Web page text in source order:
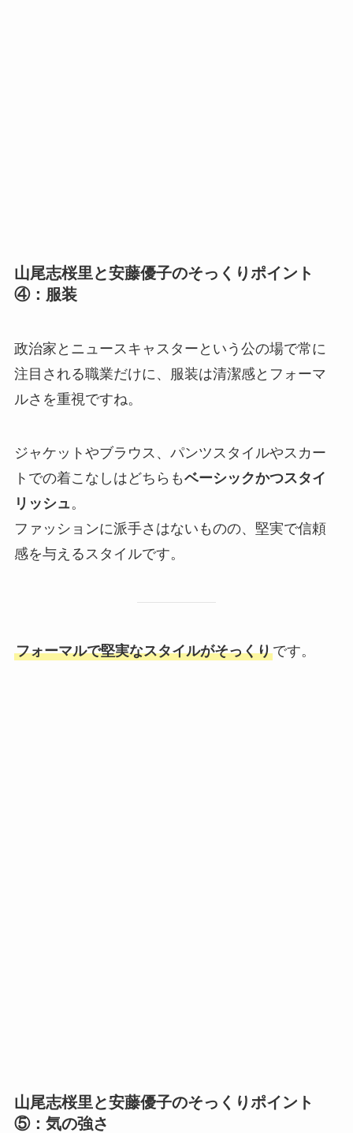
山尾志桜里と安藤優子のそっくりポイント
④：服装
政治家とニュースキャスターという公の場で常に
注目される職業だけに、服装は清潔感とフォーマ
ルさを重視ですね。
ジャケットやブラウス、パンツスタイルやスカー
トでの着こなしはどちらもベーシックかつスタイ
リッシュ 。
ファッションに派手さはないものの、堅実で信頼
感を与えるスタイルです。
フォーマルで堅実なスタイルがそっくりです。
山尾志桜里と安藤優子のそっくりポイント
⑤：気の強さ